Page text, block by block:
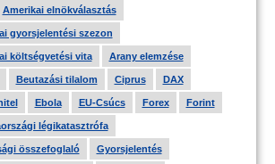
Amerikai elnökválasztás
gyorsjelentési szezon
költségvetési vita Arany elemzése
Beutazási tilalom Ciprus DAX
Ebola EU-Csúcs Forex Forint
légikatasztrófa
összefoglaló Gyorsjelentés